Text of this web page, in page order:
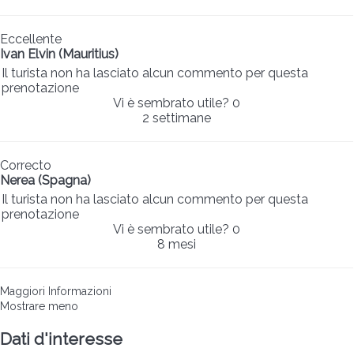
Eccellente
Ivan Elvin (Mauritius)
Il turista non ha lasciato alcun commento per questa
prenotazione
Vi è sembrato utile? 0
2 settimane
Correcto
Nerea (Spagna)
Il turista non ha lasciato alcun commento per questa
prenotazione
Vi è sembrato utile? 0
8 mesi
Maggiori Informazioni
Mostrare meno
Dati d'interesse